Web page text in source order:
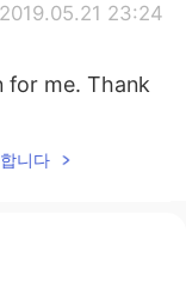
2019.05.21 23:24
for me. Thank
~👏👏👏 혜성
니다